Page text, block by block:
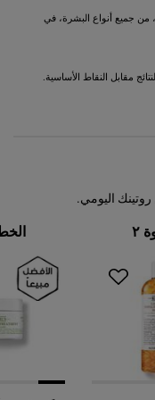
الولايات المتحدة: 55 شخصًا، من جميع أنواع البشرة، في
اليومي.
٢